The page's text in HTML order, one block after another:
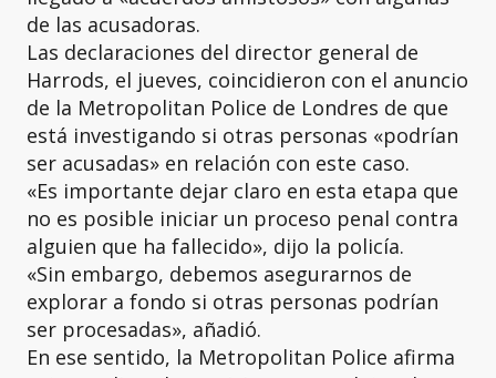
de las acusadoras.
Las declaraciones del director general de
Harrods, el jueves, coincidieron con el anuncio
de la Metropolitan Police de Londres de que
está investigando si otras personas «podrían
ser acusadas» en relación con este caso.
«Es importante dejar claro en esta etapa que
no es posible iniciar un proceso penal contra
alguien que ha fallecido», dijo la policía.
«Sin embargo, debemos asegurarnos de
explorar a fondo si otras personas podrían
ser procesadas», añadió.
En ese sentido, la Metropolitan Police afirma